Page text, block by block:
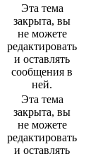
Эта тема
закрыта, вы
не можете
редактировать
и оставлять
сообщения в
ней.
Эта тема
закрыта, вы
не можете
редактировать
и оставлять